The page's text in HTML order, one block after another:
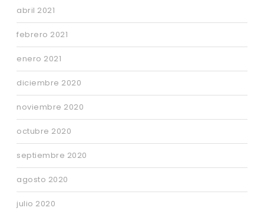
abril 2021
febrero 2021
enero 2021
diciembre 2020
noviembre 2020
octubre 2020
septiembre 2020
agosto 2020
julio 2020